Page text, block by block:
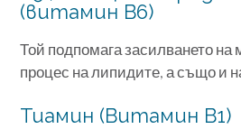
(витамин B6)
Той подпомага засилването на
процес на липидите, а също и
Тиамин (Витамин В1)